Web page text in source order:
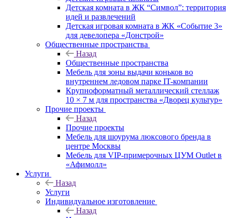
Детская комната в ЖК “Символ”: территория
идей и развлечений
Детская игровая комната в ЖК «Событие 3»
для девелопера «Донстрой»
Общественные пространства
Назад
Общественные пространства
Мебель для зоны выдачи коньков во
внутреннем ледовом парке IT-компании
Крупноформатный металлический стеллаж
10 × 7 м для пространства «Дворец культур»
Прочие проекты
Назад
Прочие проекты
Мебель для шоурума люксового бренда в
центре Москвы
Мебель для VIP-примерочных ЦУМ Outlet в
«Афимолл»
Услуги
Назад
Услуги
Индивидуальное изготовление
Назад